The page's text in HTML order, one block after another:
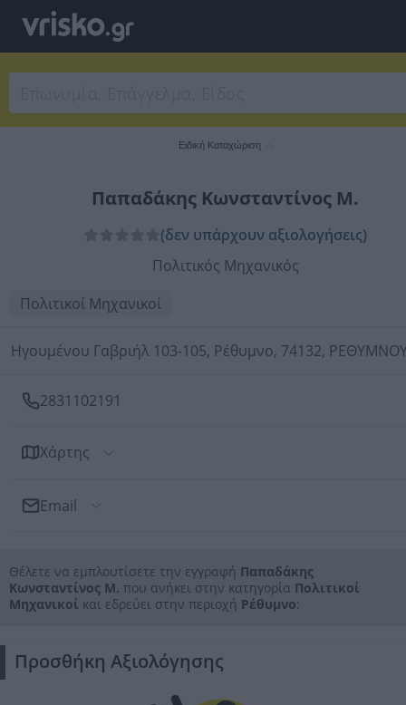
Ειδική Καταχώριση
Παπαδάκης Κωνσταντίνος Μ.
(δεν υπάρχουν αξιολογήσεις)
Πολιτικός Μηχανικός
Πολιτικοί Μηχανικοί
Ηγουμένου Γαβριήλ 103-105, Ρέθυμνο, 74132,
2831102191
Χάρτης
Email
Προς: Παπαδάκης Κωνσταντίνος Μ.
Θέλετε να εμπλουτίσετε την εγγραφή Παπαδάκης
Κωνσταντίνος Μ. που ανήκει στην κατηγορία Πολιτικοί
Μηχανικοί και εδρεύει στην περιοχή Ρέθυμνο;
Προσθήκη Αξιολόγησης